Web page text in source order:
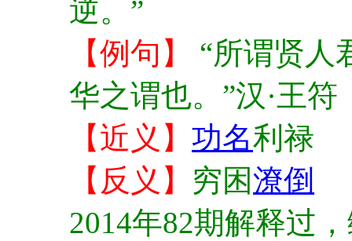
逆。”
【例句】
“所谓贤人
华之谓也。”汉·王符
【近义】 功名利禄
【反义】 穷困潦倒
2014年82期解释过